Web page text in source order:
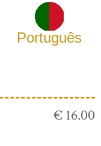
Português
€ 16.00